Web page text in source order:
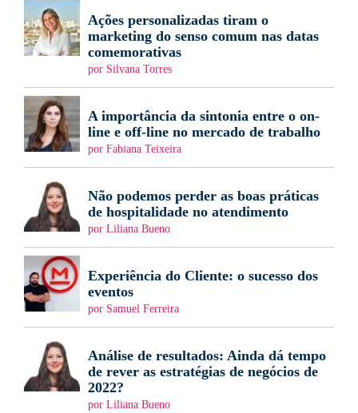
Ações personalizadas tiram o
marketing do senso comum nas datas
comemorativas
por Silvana Torres
A importância da sintonia entre o on-
line e off-line no mercado de trabalho
por Fabiana Teixeira
Não podemos perder as boas práticas
de hospitalidade no atendimento
por Liliana Bueno
Experiência do Cliente: o sucesso dos
eventos
por Samuel Ferreira
Análise de resultados: Ainda dá tempo
de rever as estratégias de negócios de
2022?
por Liliana Bueno